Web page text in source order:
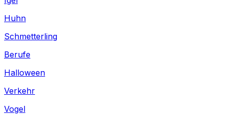
Huhn
Schmetterling
Berufe
Halloween
Verkehr
Vogel